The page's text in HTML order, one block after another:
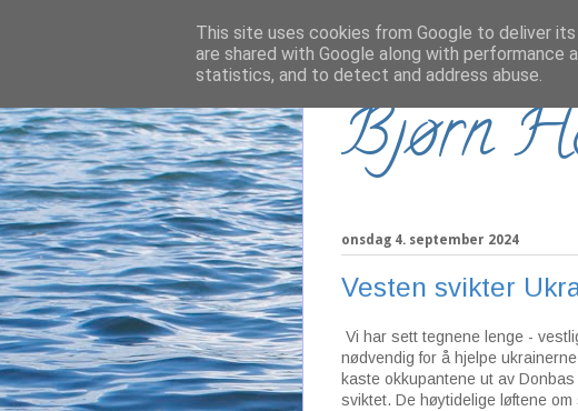
Bjørn
onsdag 4. september 2024
Vesten svikter
Vi har sett tegnene lenge -
nødvendig for å hjelpe
kaste okkupantene ut av
sviktet. De høytidelige løftene
This site uses cookies from Google to deliver
are shared with Google along with
statistics, and to detect and address abuse.